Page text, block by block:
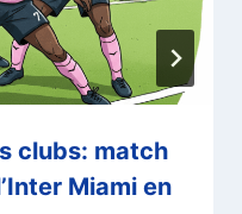
clubs: match
Miami en